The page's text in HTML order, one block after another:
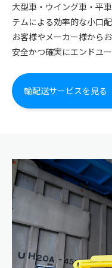
大型車・ウイング車・平
テムによる効率的な小口配
お客様やメーカー様から
安全かつ確実にエンドユ
輸配送サービスを見る